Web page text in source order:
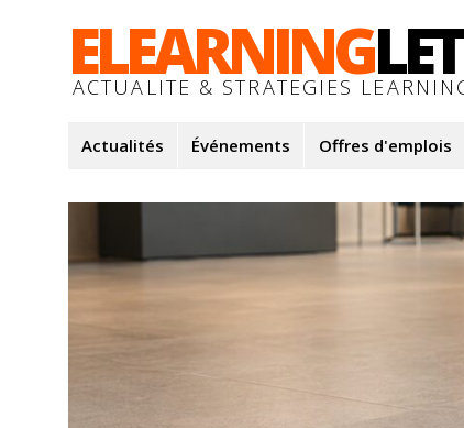
ELEARNING
ACTUALITE & STRATEGIES
Actualités Événements Offres d'emplois